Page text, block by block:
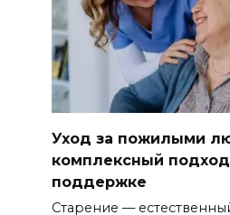
Уход за пожилыми
комплексный подход
поддержке
Старение —